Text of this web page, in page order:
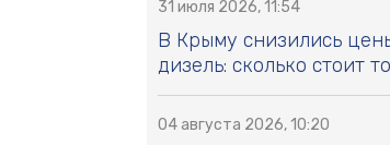
31 июля 2026, 11:54
В Крыму снизились
дизель: сколько стоит
04 августа 2026, 10:20